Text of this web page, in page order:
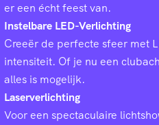
er een écht feest van.
Instelbare LED-Verlichting
Creeër de perfecte sfeer met
intensiteit. Of je nu een
alles is mogelijk.
Laserverlichting
Voor een spectaculaire